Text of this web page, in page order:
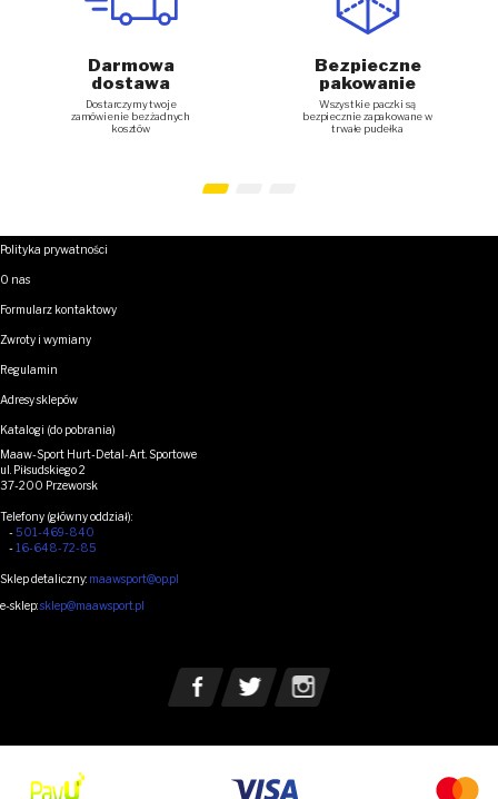
Darmowa
dostawa
Dostarczymy twoje
zamówienie bez żadnych
kosztów
Bezpieczne
pakowanie
Wszystkie paczki są
bezpiecznie zapakowane w
trwałe pudełka
Polityka prywatności
O nas
Formularz kontaktowy
Zwroty i wymiany
Regulamin
Adresy sklepów
Katalogi (do pobrania)
Maaw-Sport Hurt-Detal-Art. Sportowe
ul. Piłsudskiego 2
37-200 Przeworsk
Telefony (główny oddział):
-501-469-840
-16-648-72-85
Sklep detaliczny: maawsport@op.pl
e-sklep:sklep@maawsport.pl
Zobacz nasz Facebook
Zobacz nasz Twitter
See our Instagram